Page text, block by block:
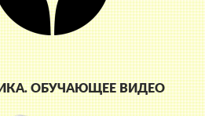
ОБУЧАЮЩЕЕ ВИДЕО